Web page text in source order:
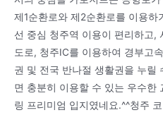
제1순환로와 제2순환로를 이용
선 중심 청주역 이용이 편리하고,
도로, 청주IC를 이용하여 경부고
권 및 전국 반나절 생활권을 누릴
면 충분히 이용할 수 있는 우수한
링 프리미엄 입지였네요.^^청주